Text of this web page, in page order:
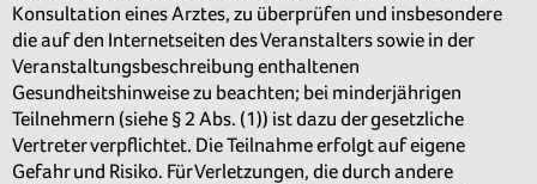
Konsultation eines Arztes, zu überprüfen und insbesondere
die auf den Internetseiten des Veranstalters sowie in der
Veranstaltungsbeschreibung enthaltenen
Gesundheitshinweise zu beachten; bei minderjährigen
Teilnehmern (siehe § 2 Abs. (1)) ist dazu der gesetzliche
Vertreter verpflichtet. Die Teilnahme erfolgt auf eigene
Gefahr und Risiko. Für Verletzungen, die durch andere